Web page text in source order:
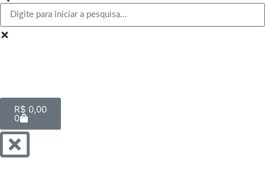
R$ 0,00
0